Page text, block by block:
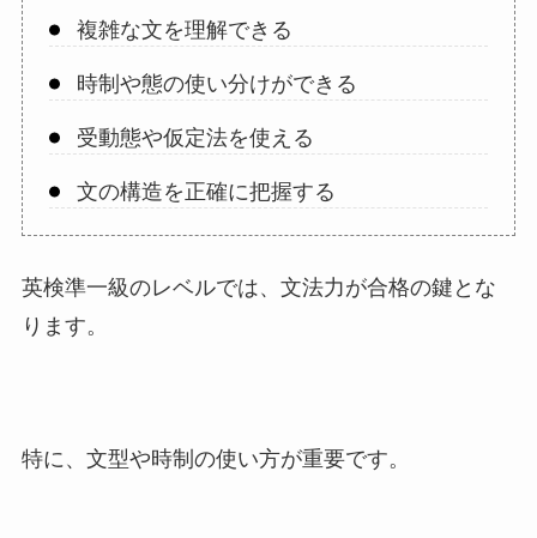
複雑な文を理解できる
時制や態の使い分けができる
受動態や仮定法を使える
文の構造を正確に把握する
英検準一級のレベルでは、文法力が合格の鍵とな
ります。
特に、文型や時制の使い方が重要です。